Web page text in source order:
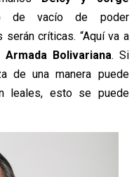
de vacío de poder
críticas. “Aquí va a
Armada Bolivariana. Si
de una manera puede
leales, esto se puede